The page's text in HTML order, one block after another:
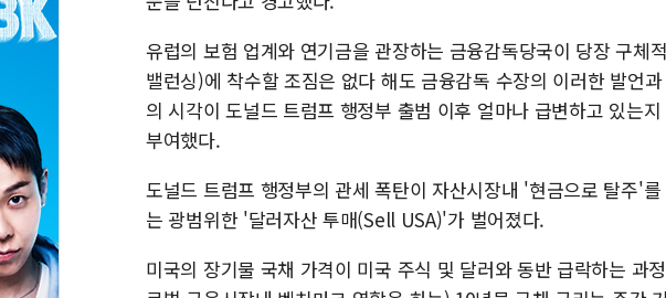
유럽의 보험 업계와 연기금을 관장하는 금융감독당국이 당장 구체
밸런싱)에 착수할 조짐은 없다 해도 금융감독 수장의 이러한 발언
의 시각이 도널드 트럼프 행정부 출범 이후 얼마나 급변하고 있는
부여했다.
도널드 트럼프 행정부의 관세 폭탄이 자산시장내 '현금으로 탈주'
는 광범위한 '달러자산 투매(Sell USA)'가 벌어졌다.
미국의 장기물 국채 가격이 미국 주식 및 달러와 동반 급락하는 과